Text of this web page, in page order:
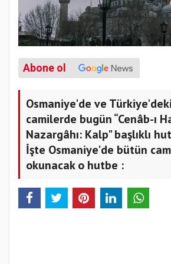
Abone ol
Osmaniye'de ve
camilerde bugün “Cenâb-ı
Nazargâhı: Kalp" başlıklı
İşte Osmaniye'de bütün
okunacak o hutbe :